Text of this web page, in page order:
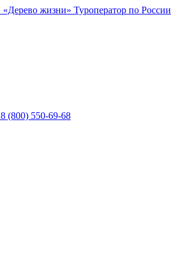
«Дерево жизни» Туроператор по России
8 (800) 550-69-68